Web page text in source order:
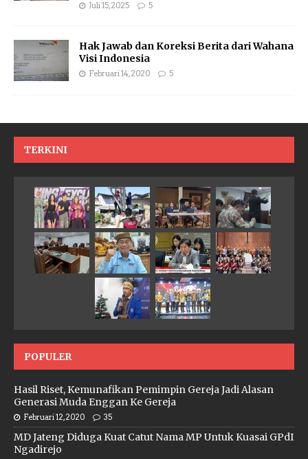
Juli 15, 2025 5
Hak Jawab dan Koreksi Berita dari Wahana
Visi Indonesia
Februari 14, 2020 5
TERKINI
POPULER
Hasil Riset, Kemunafikan Pemimpin Gereja Jadi Alasan
Generasi Muda Enggan Ke Gereja
Februari 12, 2020 35
MD Jateng Diduga Kuat Catut Nama MP Untuk Kuasai GPdI
Ngadirejo